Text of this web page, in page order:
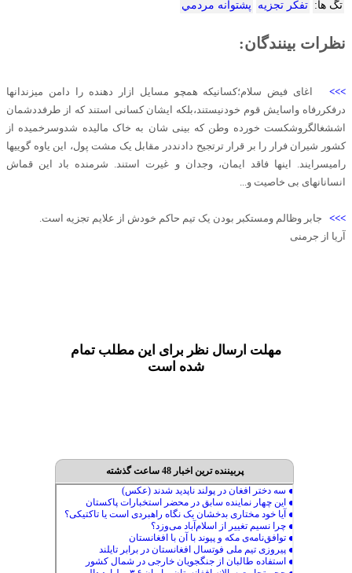
تگ ها: تفكر تجزيه پشتوانه مردمي
نظرات بینندگان:
>>> اغای فیض سلام؛کسانیکه همچو مسایل ازار دهنده را دامن میزندانها
درفکررفاه واسایش قوم خودنیستند،بلکه ایشان کسانی استند که از طرفددشمان
اششغالگروشکست خورده وطن که بینی شان به خاک مالیده شدوسرخمیده از
کشور شیران فرار را بر قرار ترتجیح دادنددر مقابل یک مشت پول، این یاوه گوییها
رامیسرایند. اینها فاقد ایمان، وجدان و غیرت استند. شرمنده باد این قماش
انسانانهای بی خاصیت و...
>>> جابر وظالم ومستکبر بودن یک تیم حاکم خودش از علایم تجزیه است.
آریا از جرمنی
مهلت ارسال نظر برای این مطلب تمام
شده است
پربیننده ترین اخبار 48 ساعت گذشته